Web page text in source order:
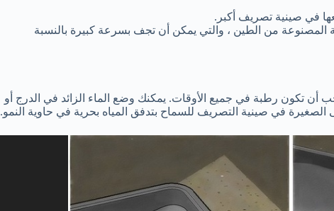
في صينية تصريف أكبر.
المصنوعة من الطين ، والتي يمكن أن تجف بسرعة كبيرة بالنسبة
أن تكون رطبة في جميع الأوقات. يمكنك وضع الماء الزائد في الدرج أو
في صينية التصريف للسماح بتدفق المياه بحرية في حاوية النمو.